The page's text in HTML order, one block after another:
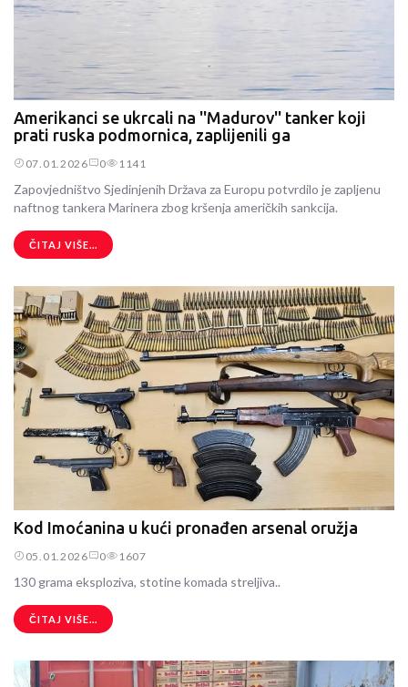
Amerikanci se ukrcali na ''Madurov'' tanker koji
prati ruska podmornica, zaplijenili ga
07.01.2026 0 1141
Zapovjedništvo Sjedinjenih Država za Europu potvrdilo je zapljenu
naftnog tankera Marinera zbog kršenja američkih sankcija.
ČITAJ VIŠE...
Kod Imoćanina u kući pronađen arsenal oružja
05.01.2026 0 1607
130 grama eksploziva, stotine komada streljiva..
ČITAJ VIŠE...